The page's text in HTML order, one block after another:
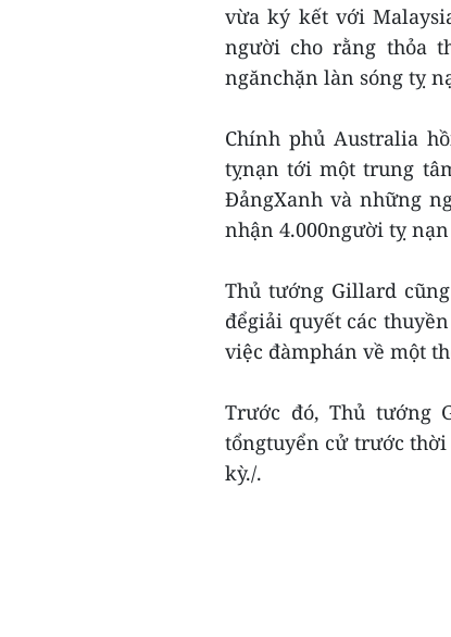
vừa ký kết với
người cho rằng thỏa
ngănchặn làn sóng tỵ
Chính phủ Australia
tỵnạn tới một trung
ĐảngXanh và những
nhận 4.000người tỵ
Thủ tướng Gillard
đểgiải quyết các
việc đàmphán về một
Trước đó, Thủ tướng
tổngtuyển cử trước
kỳ./.